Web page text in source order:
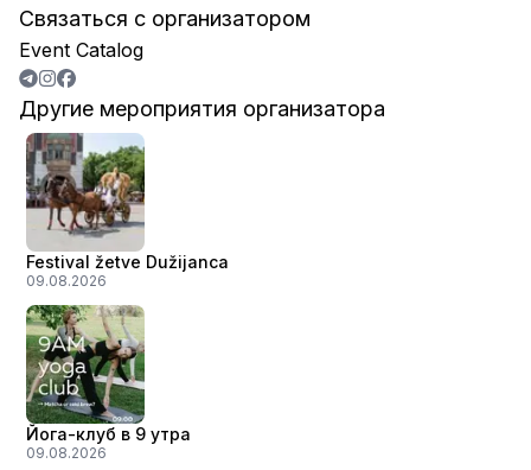
Связаться с организатором
Event Catalog
Другие мероприятия организатора
Festival žetve Dužijanca
09.08.2026
Йога-клуб в 9 утра
09.08.2026